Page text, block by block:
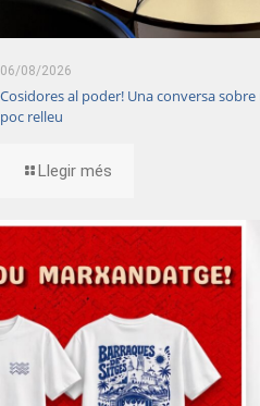
06/08/2026
Cosidores al poder! Una conversa
poc relleu
Llegir més